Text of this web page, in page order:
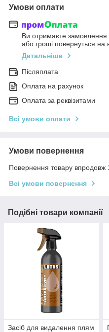
Умови оплати
Ви отримаєте замовлення
або гроші повернуться на
Детальніше
Післяплата
Оплата на рахунок
Оплата за реквізитами
Всі умови оплати
Умови повернення
Повернення товару впродовж
Всі умови повернення
Подібні товари компанії
Засіб для видалення плям